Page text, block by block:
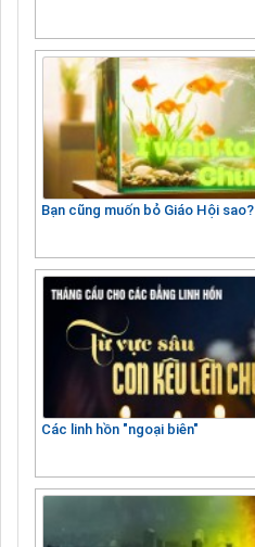
Bạn cũng muốn bỏ Giáo Hội sao?
Các linh hồn "ngoại biên"